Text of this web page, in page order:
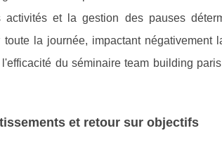
activités et la gestion des pauses
la journée, impactant négativement
du séminaire team building
et retour sur objectifs